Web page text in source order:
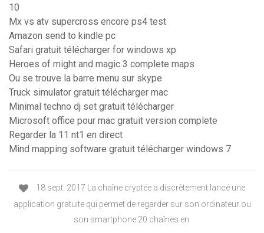
10
Mx vs atv supercross encore ps4 test
Amazon send to kindle pc
Safari gratuit télécharger for windows xp
Heroes of might and magic 3 complete maps
Ou se trouve la barre menu sur skype
Truck simulator gratuit télécharger mac
Minimal techno dj set gratuit télécharger
Microsoft office pour mac gratuit version complete
Regarder la 11 nt1 en direct
Mind mapping software gratuit télécharger windows 7
18 sept. 2017 La chaîne cryptée a discrètement lancé une
application gratuite qui permet de regarder sur son ordinateur ou
son smartphone 20 chaînes en